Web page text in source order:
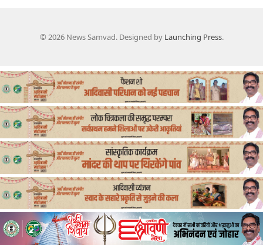
© 2026 News Samvad. Designed by Launching Press.